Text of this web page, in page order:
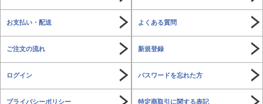
お支払い・配送 よくある質問
ご注文の流れ 新規登録
ログイン パスワードを忘れた方
プライバシーポリシー 特定商取引に関する表記